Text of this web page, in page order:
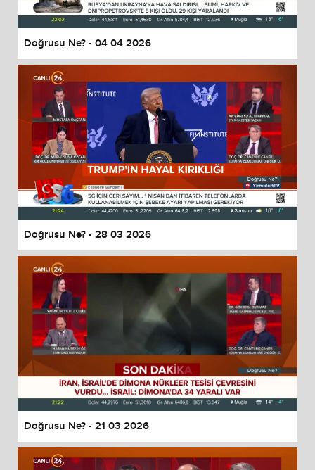
Doğrusu Ne? - 04 04 2026
Doğrusu Ne? - 28 03 2026
Doğrusu Ne? - 21 03 2026